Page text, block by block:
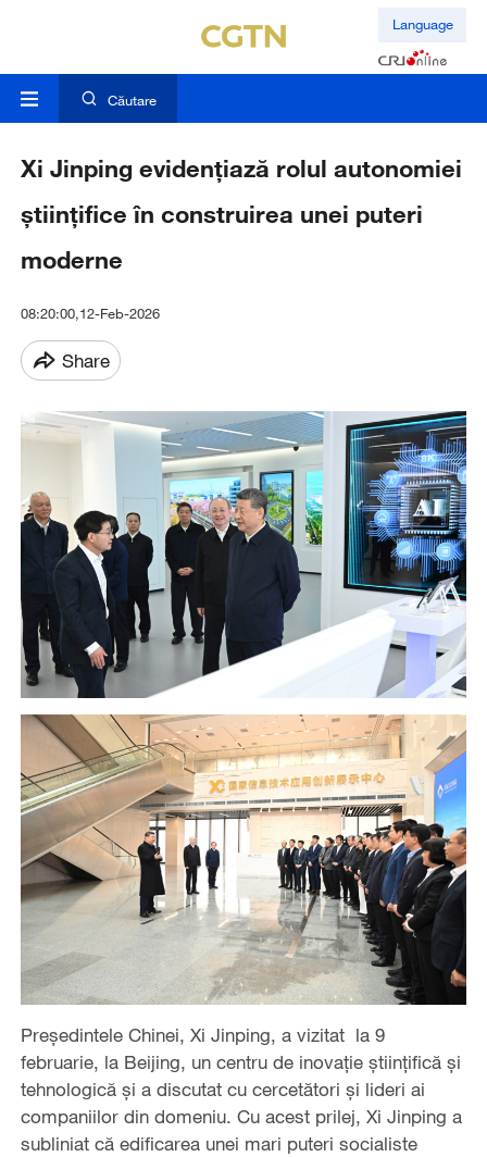
Language
Căutare
Xi Jinping evidențiază rolul autonomiei
științifice în construirea unei puteri
moderne
08:20:00,12-Feb-2026
Share
Președintele Chinei, Xi Jinping, a vizitat la 9
februarie, la Beijing, un centru de inovație științifică și
tehnologică și a discutat cu cercetători și lideri ai
companiilor din domeniu. Cu acest prilej, Xi Jinping a
subliniat că edificarea unei mari puteri socialiste